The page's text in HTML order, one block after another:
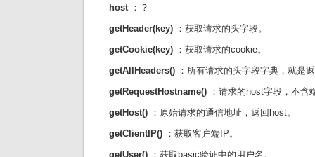
host：？
getHeader(key) ：获取请求的头字段。
getCookie(key) ：获取请求的cookie。
getAllHeaders() ：所有请求的头字段字典，就是
getRequestHostname() ：请求的host字段，不含
getHost() ：原始请求的通信地址，返回host。
getClientIP() ：获取客户端IP。
getUser() ：获取basic验证中的用户名。